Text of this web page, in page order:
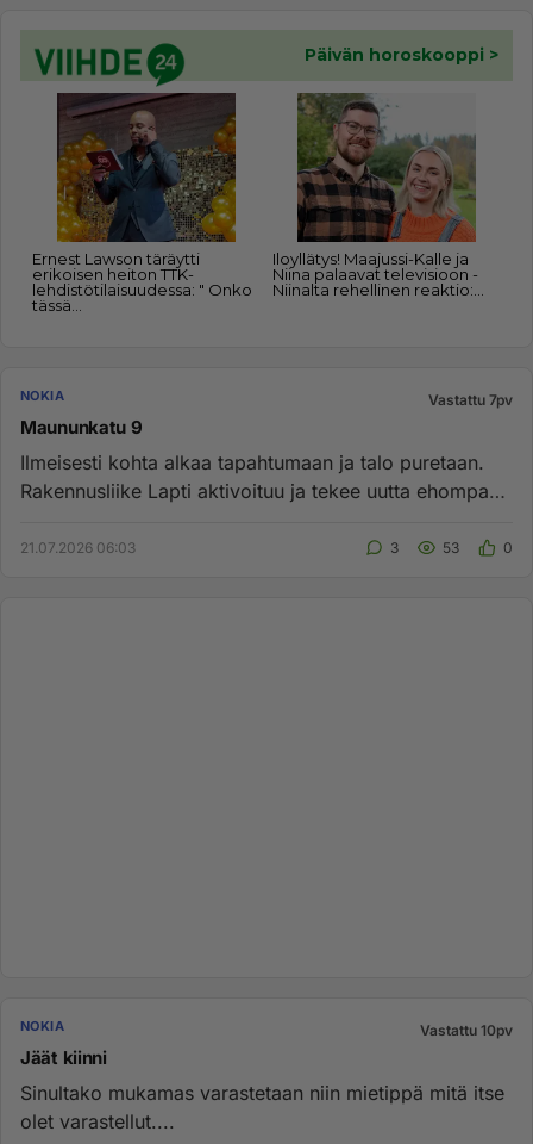
NOKIA Vastattu 7pv
Maununkatu 9
Ilmeisesti kohta alkaa tapahtumaan ja talo puretaan.
Rakennusliike Lapti aktivoituu ja tekee uutta ehompaa
21.07.2026 06:03 3 53 0
NOKIA Vastattu 10pv
Jäät kiinni
Sinultako mukamas varastetaan niin mietippä mitä itse
olet varastellut....